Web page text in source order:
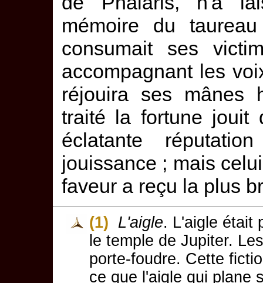
mémoire du
consumait ses
accompagnant les
réjouira ses mânes
traité la fortune jouit
éclatante
jouissance ; mais
faveur a reçu la plus
(1) L'aigle. L'aigle était
le temple de Jupiter.
porte-foudre. Cette
ce que l'aigle qui plane